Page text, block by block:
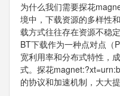
为什么我们需要探花
境中，下载资源的多样性
载方式往往存在资源不稳
BT下载作为一种点对点（
宽利用率和分布式特性，
式。探花
的协议和加速机制，大大